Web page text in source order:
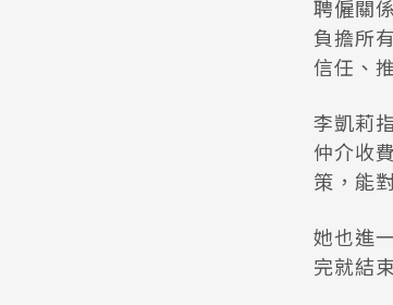
聘僱關
負擔所
信任、
李凱莉
仲介收
策，能
她也進
完就結